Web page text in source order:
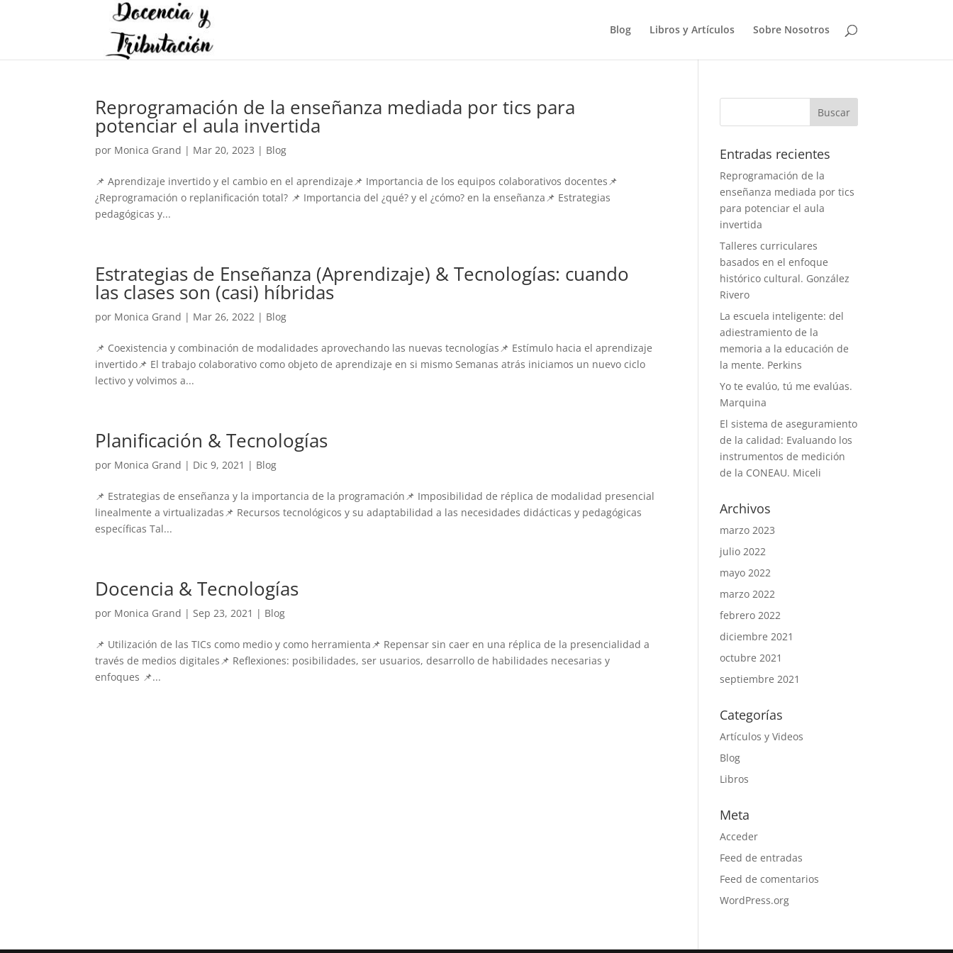
Blog Libros y Artículos Sobre Nosotros
Reprogramación de la enseñanza mediada por tics para
potenciar el aula invertida
por Monica Grand | Mar 20, 2023 | Blog
📌 Aprendizaje invertido y el cambio en el aprendizaje📌 Importancia de los equipos colaborativos docentes📌
¿Reprogramación o replanificación total? 📌 Importancia del ¿qué? y el ¿cómo? en la enseñanza📌 Estrategias
pedagógicas y...
Estrategias de Enseñanza (Aprendizaje) & Tecnologías: cuando
las clases son (casi) híbridas
por Monica Grand | Mar 26, 2022 | Blog
📌 Coexistencia y combinación de modalidades aprovechando las nuevas tecnologías📌 Estímulo hacia el aprendizaje
invertido📌 El trabajo colaborativo como objeto de aprendizaje en si mismo Semanas atrás iniciamos un nuevo ciclo
lectivo y volvimos a...
Planificación & Tecnologías
por Monica Grand | Dic 9, 2021 | Blog
📌 Estrategias de enseñanza y la importancia de la programación📌 Imposibilidad de réplica de modalidad presencial
linealmente a virtualizadas📌 Recursos tecnológicos y su adaptabilidad a las necesidades didácticas y pedagógicas
específicas Tal...
Docencia & Tecnologías
por Monica Grand |Sep 23, 2021 | Blog
📌 Utilización de las TICs como medio y como herramienta📌 Repensar sin caer en una réplica de la presencialidad a
través de medios digitales📌 Reflexiones: posibilidades, ser usuarios, desarrollo de habilidades necesarias y
enfoques 📌...
Entradas recientes
Reprogramación de la
enseñanza mediada por tics
para potenciar el aula
invertida
Talleres curriculares
basados en el enfoque
histórico cultural. González
Rivero
La escuela inteligente: del
adiestramiento de la
memoria a la educación de
la mente. Perkins
Yo te evalúo, tú me evalúas.
Marquina
El sistema de aseguramiento
de la calidad: Evaluando los
instrumentos de medición
de la CONEAU. Miceli
Archivos
marzo 2023
julio 2022
mayo 2022
marzo 2022
febrero 2022
diciembre 2021
octubre 2021
septiembre 2021
Categorías
Artículos y Videos
Blog
Libros
Meta
Acceder
Feed de entradas
Feed de comentarios
WordPress.org